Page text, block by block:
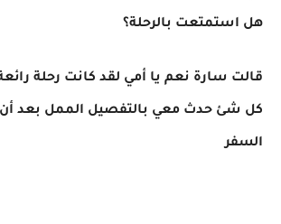
هل استمتعت بالرحلة؟
قالت سارة نعم يا أمي لقد كانت رحلة
كل شئ حدث معي بالتفصيل الممل بعد
السفر